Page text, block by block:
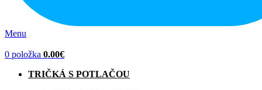
Menu
0 položka 0.00€
TRIČKÁ S POTLAČOU